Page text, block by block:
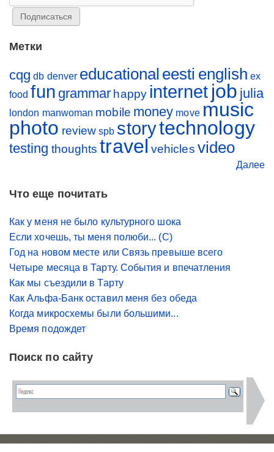
Метки
cqg db denver educational eesti english ex
food fun grammar happy internet job julia
london manwoman mobile money move music
photo review spb storytechnology
testing thoughts travel vehicles video
Далее
Что еще почитать
Как у меня не было культурного шока
Если хочешь, ты меня полюби... (С)
Год на новом месте или Связь превыше всего
Четыре месяца в Тарту. События и впечатления
Как мы съездили в Тарту
Как Альфа-Банк оставил меня без обеда
Когда микросхемы были большими...
Время подождет
Поиск по сайту